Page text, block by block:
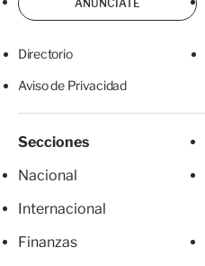
ANÚNCIATE
Directorio
Aviso de Privacidad
Secciones
Nacional
Internacional
Finanzas